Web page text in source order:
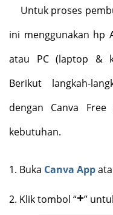
Untuk proses
ini menggunakan hp
atau PC (laptop &
Berikut langkah-
dengan Canva
kebutuhan.
1. Buka Canva App
2. Klik tombol “+”